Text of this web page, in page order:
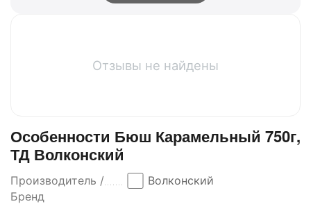
Отзывы не найдены
Особенности Бюш Карамельный 750г,
ТД Волконский
Производитель /
Бренд
Волконский